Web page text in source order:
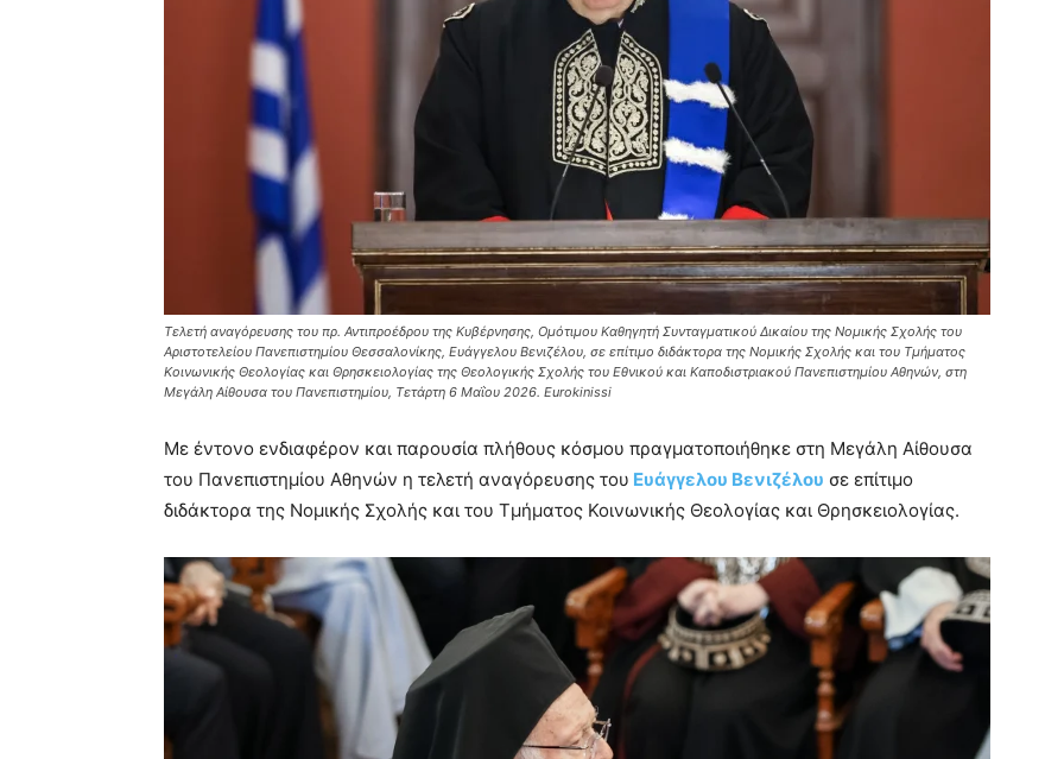
Τελετή αναγόρευσης του πρ. Αντιπροέδρου της Κυβέρνησης, Ομότιμου Καθηγητή Συνταγματικού Δικαίου της Νομικής Σχολής του
Αριστοτελείου Πανεπιστημίου Θεσσαλονίκης, Ευάγγελου Βενιζέλου, σε επίτιμο διδάκτορα της Νομικής Σχολής και του Τμήματος
Κοινωνικής Θεολογίας και Θρησκειολογίας της Θεολογικής Σχολής του Εθνικού και Καποδιστριακού Πανεπιστημίου Αθηνών, στη
Μεγάλη Αίθουσα του Πανεπιστημίου, Τετάρτη 6 Μαΐου 2026. Eurokinissi
Με έντονο ενδιαφέρον και παρουσία πλήθους κόσμου πραγματοποιήθηκε στη Μεγάλη Αίθουσα
του Πανεπιστημίου Αθηνών η τελετή αναγόρευσης του Ευάγγελου Βενιζέλου σε επίτιμο
διδάκτορα της Νομικής Σχολής και του Τμήματος Κοινωνικής Θεολογίας και Θρησκειολογίας.